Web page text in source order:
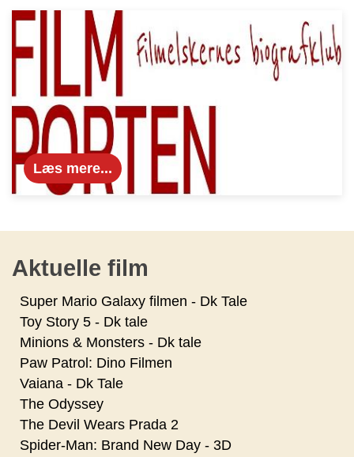
Læs mere...
Aktuelle film
Super Mario Galaxy filmen - Dk Tale
Toy Story 5 - Dk tale
Minions & Monsters - Dk tale
Paw Patrol: Dino Filmen
Vaiana - Dk Tale
The Odyssey
The Devil Wears Prada 2
Spider-Man: Brand New Day - 3D